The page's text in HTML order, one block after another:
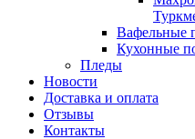
Вафельные
Кухонные
Пледы
Новости
Доставка и оплата
Отзывы
Контакты